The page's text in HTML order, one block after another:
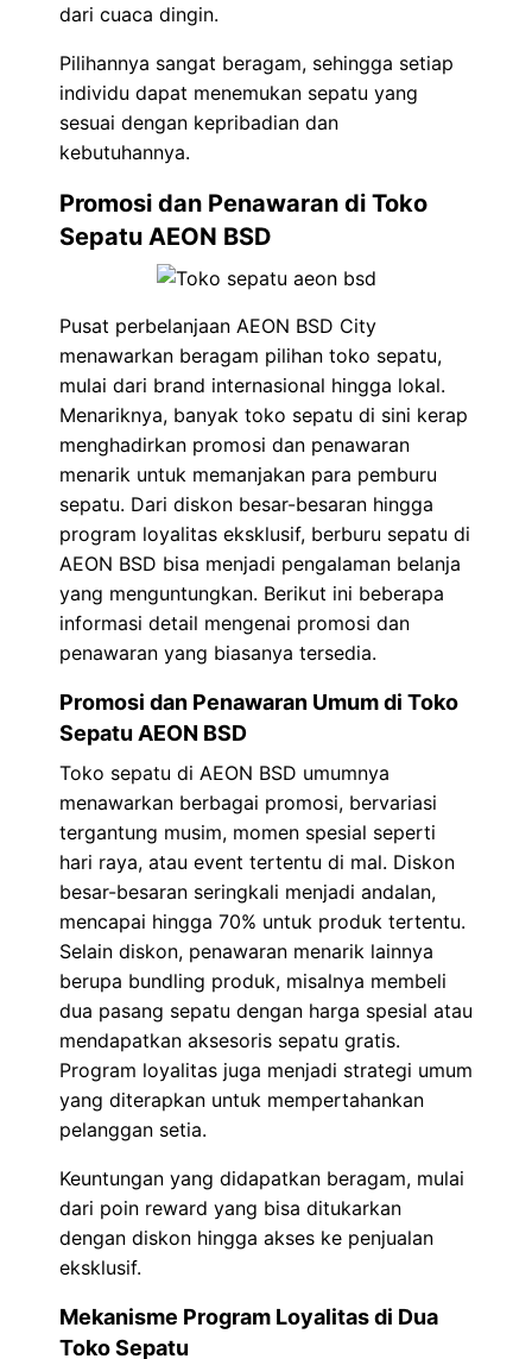
dari cuaca dingin.
Pilihannya sangat beragam, sehingga setiap
individu dapat menemukan sepatu yang
sesuai dengan kepribadian dan
kebutuhannya.
Promosi dan Penawaran di Toko
Sepatu AEON BSD
Pusat perbelanjaan AEON BSD City
menawarkan beragam pilihan toko sepatu,
mulai dari brand internasional hingga lokal.
Menariknya, banyak toko sepatu di sini kerap
menghadirkan promosi dan penawaran
menarik untuk memanjakan para pemburu
sepatu. Dari diskon besar-besaran hingga
program loyalitas eksklusif, berburu sepatu di
AEON BSD bisa menjadi pengalaman belanja
yang menguntungkan. Berikut ini beberapa
informasi detail mengenai promosi dan
penawaran yang biasanya tersedia.
Promosi dan Penawaran Umum di Toko
Sepatu AEON BSD
Toko sepatu di AEON BSD umumnya
menawarkan berbagai promosi, bervariasi
tergantung musim, momen spesial seperti
hari raya, atau event tertentu di mal. Diskon
besar-besaran seringkali menjadi andalan,
mencapai hingga 70% untuk produk tertentu.
Selain diskon, penawaran menarik lainnya
berupa bundling produk, misalnya membeli
dua pasang sepatu dengan harga spesial atau
mendapatkan aksesoris sepatu gratis.
Program loyalitas juga menjadi strategi umum
yang diterapkan untuk mempertahankan
pelanggan setia.
Keuntungan yang didapatkan beragam, mulai
dari poin reward yang bisa ditukarkan
dengan diskon hingga akses ke penjualan
eksklusif.
Mekanisme Program Loyalitas di Dua
Toko Sepatu